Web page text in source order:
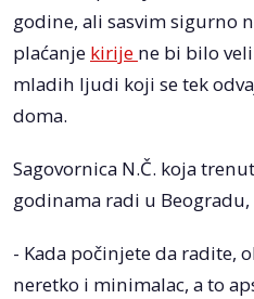
godine, ali sasvim sigurno
plaćanje kirije ne bi bilo
mladih ljudi koji se tek
doma.
Sagovornica N.Č. koja
godinama radi u
- Kada počinjete da radite,
neretko i minimalac, a to